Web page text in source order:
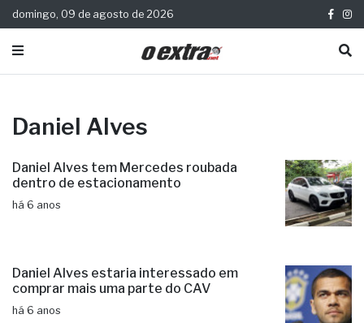
domingo, 09 de agosto de 2026
Daniel Alves
Daniel Alves tem Mercedes roubada
dentro de estacionamento
há 6 anos
Daniel Alves estaria interessado em
comprar mais uma parte do CAV
há 6 anos